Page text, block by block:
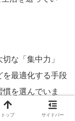
な「集中力」
を最適化する手段
を選んでいま
トップ サイドバー